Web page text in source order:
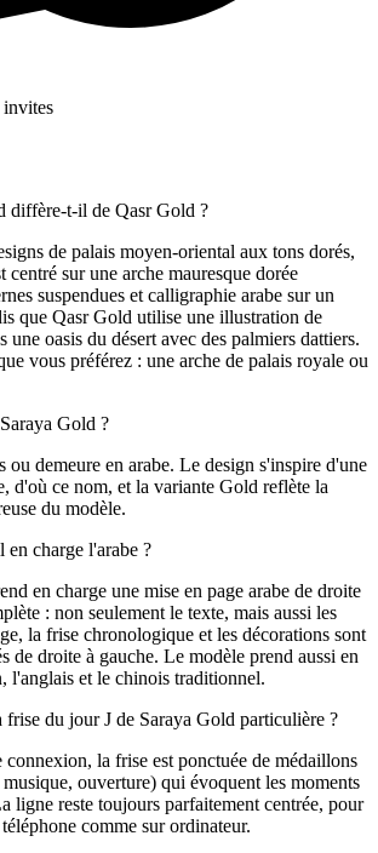
diffère-t-il de Qasr Gold ?
de palais moyen-oriental aux tons dorés,
centré sur une arche mauresque dorée
suspendues et calligraphie arabe sur un
que Qasr Gold utilise une illustration de
une oasis du désert avec des palmiers dattiers.
vous préférez : une arche de palais royale ou
Gold ?
ou demeure en arabe. Le design s'inspire d'une
d'où ce nom, et la variante Gold reflète la
du modèle.
en charge l'arabe ?
en charge une mise en page arabe de droite
: non seulement le texte, mais aussi les
la frise chronologique et les décorations sont
de droite à gauche. Le modèle prend aussi en
l'anglais et le chinois traditionnel.
frise du jour J de Saraya Gold particulière ?
la frise est ponctuée de médaillons
ouverture) qui évoquent les moments
ligne reste toujours parfaitement centrée, pour
comme sur ordinateur.